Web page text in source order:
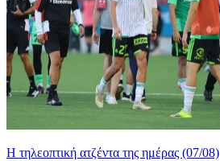
Η τηλεοπτική ατζέντα της ημέρας (07/08)